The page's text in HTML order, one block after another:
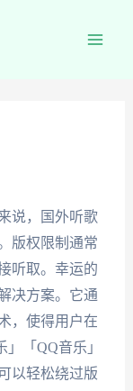
说，国外听歌
版权限制通常
听取。幸运的
决方案。它通
，使得用户在
「QQ音乐」
以轻松绕过版